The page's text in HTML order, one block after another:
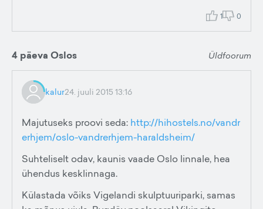
1 0
4 päeva Oslos Üldfoorum
kalur24. juuli 2015 13:16
Majutuseks proovi seda: http://hihostels.no/vandr
erhjem/oslo-vandrerhjem-haraldsheim/
Suhteliselt odav, kaunis vaade Oslo linnale, hea
ühendus kesklinnaga.
Külastada võiks Vigelandi skulptuuriparki, samas